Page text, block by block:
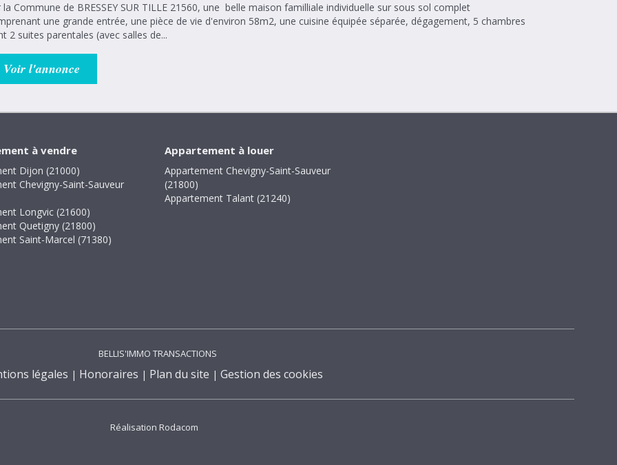
la Commune de BRESSEY SUR TILLE 21560, une belle maison familliale individuelle sur sous sol complet
une grande entrée, une pièce de vie d'environ 58m2, une cuisine équipée séparée, dégagement, 5 chambres
2 suites parentales (avec salles de...
Voir l'annonce
à vendre
Dijon (21000)
Chevigny-Saint-Sauveur
Longvic (21600)
Quetigny (21800)
Saint-Marcel (71380)
Appartement à louer
Appartement Chevigny-Saint-Sauveur
(21800)
Appartement Talant (21240)
BELLIS'IMMO TRANSACTIONS
légales Honoraires Plan du site Gestion des cookies
Réalisation Rodacom